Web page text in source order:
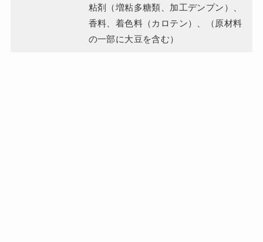
粘剤（増粘多糖類、加工デンプン）、
香料、着色料（カロテン）、（原材料
の一部に大豆を含む）